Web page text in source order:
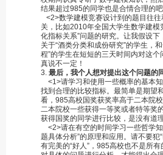
结果超过985的同学也是合情合理的吧
<2>数学建模竞赛设计到的题目往
关，比如2010年全国大学生数学建模
化指标关系”问题的研究。让我假设
关于“酒类分类和成份研究”的学生，
程”的学生在短短的三天时间内对这
真说不一定！
3. 最后，我个人想对提出这个问题的
<1>请学习和使用一些概率的基本
找到合理的比较指标。最简单是期望
看，985高校国奖获奖率高于二本院
二本院校一些获得一等奖或者特等奖
获得国奖的同学进行比较，是没有道
<2>请在有空的时间学习一些哲学知
题具体分析”的原理和应用。请不要犯
有完美的“好人”，985高校也不是所